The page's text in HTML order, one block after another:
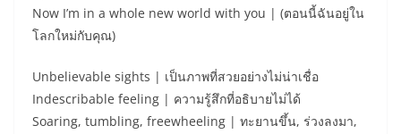
Now I’m in a whole new world with you | (ตอนนี้ฉันอยู่ใน
โลกใหม่กับคุณ)
Unbelievable sights | เป็นภาพที่สวยอย่างไม่น่าเชื่อ
Indescribable feeling | ความรู้สึกที่อธิบายไม่ได้
Soaring, tumbling, freewheeling | ทะยานขึ้น, ร่วงลงมา,